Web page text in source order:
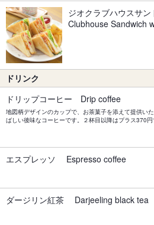
ジオクラブハウスサ
Clubhouse Sandwich
ドリンク
ドリップコーヒー Drip coffee
地図柄デザインのカップで、お茶菓子を添えて提供い
ばしい後味なコーヒーです。２杯目以降はプラス370円
エスプレッソ Espresso coffee
ダージリン紅茶 Darjeeling black tea